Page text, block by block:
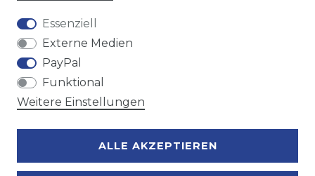
Essenziell
Externe Medien
PayPal
Funktional
Weitere Einstellungen
ALLE AKZEPTIEREN